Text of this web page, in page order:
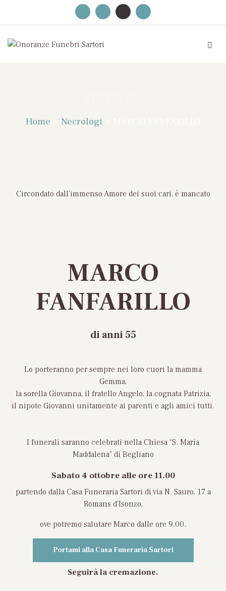
Home Necrologi>
Circondato dall’immenso Amore dei suoi cari, è mancato
MARCO
FANFARILLO
di anni 55
Lo porteranno per sempre nei loro cuori la mamma
Gemma,
la sorella Giovanna, il fratello Angelo, la cognata Patrizia,
il nipote Giovanni unitamente ai parenti e agli amici tutti.
I funerali saranno celebrati nella Chiesa “S. Maria
Maddalena” di Begliano
Sabato 4 ottobre alle ore 11.00
partendo dalla Casa Funeraria Sartori di via N. Sauro, 17 a
Romans d’Isonzo,
ove potremo salutare Marco dalle ore 9.00.
Portami alla Casa Funeraria Sartori
Seguirà la cremazione.